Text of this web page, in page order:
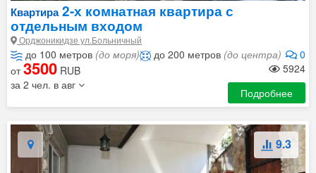
Квартира2-х комнатная квартира с
отдельным входом
Орджоникидзе ул.Больничный
до 100 метров (до моря) 0
до 200 метров (до центра)
5924
от3500 RUB
за 2 чел. в авг
Подробнее
9.3